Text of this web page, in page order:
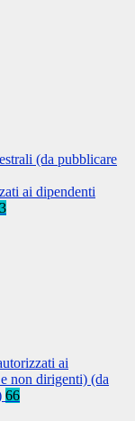
(da pubblicare
ai dipendenti
ai
non dirigenti) (da
66